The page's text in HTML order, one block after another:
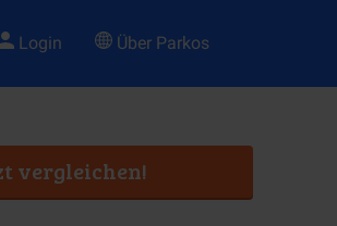
Login Über Parkos
vergleichen!